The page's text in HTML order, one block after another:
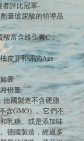
者評比冠軍-
量玻尿酸的領導品
酸富含維生素C，
皮苷和硼的Age-
囊
份量
德國製造不含硬脂
含GMO）。它們不
乳糖。或是添加味
德國製造，經過多